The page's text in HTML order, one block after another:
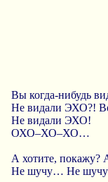
Вы когда-нибудь
Не видали ЭХО?!
Не видали ЭХО!
ОХО–ХО–ХО…
А хотите, покажу?
Не шучу… Не